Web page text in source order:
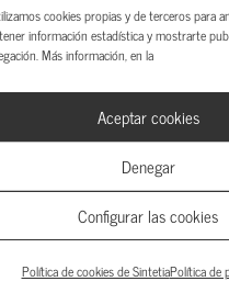
cookies propias y de terceros para
información estadística y mostrarte
Más información, en la
Aceptar cookies
Denegar
Configurar las cookies
Política de cookies de SintetiaPolítica de
¿oportunidad o humo?